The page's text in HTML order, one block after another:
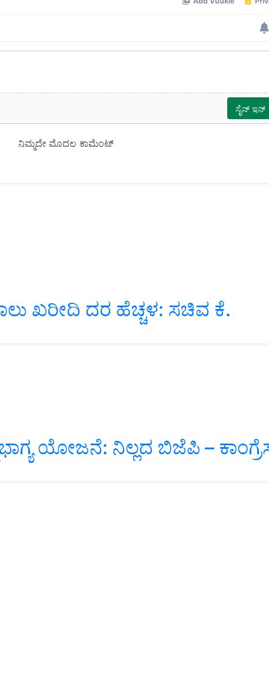
ಖರೀದಿ ದರ ಹೆಚ್ಚಳ: ಸಚಿವ ಕೆ.
ಯೋಜನೆ: ನಿಲ್ಲದ ಬಿಜೆಪಿ – ಕಾಂಗ್ರೆಸ್‌